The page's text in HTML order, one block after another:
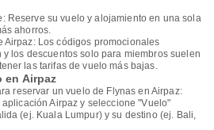
Reserve su vuelo y alojamiento en una sola
ahorros.
Airpaz: Los códigos promocionales
los descuentos solo para miembros suelen
las tarifas de vuelo más bajas.
en Airpaz
reservar un vuelo de Flynas en Airpaz:
Airpaz y seleccione "Vuelo"
(ej. Kuala Lumpur) y su destino (ej. Bali,